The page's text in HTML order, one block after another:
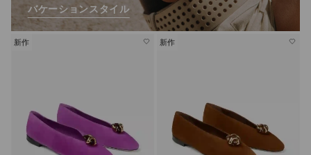
バケーションスタイル
新作 新作